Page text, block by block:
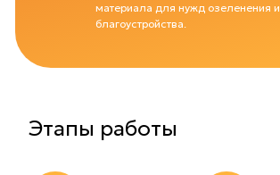
материала для нужд озеленения и
благоустройства.
Этапы работы